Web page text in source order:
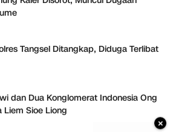
Tangsel Ditangkap, Diduga Terlibat
dan Dua Konglomerat Indonesia Ong
Liem Sioe Liong
×